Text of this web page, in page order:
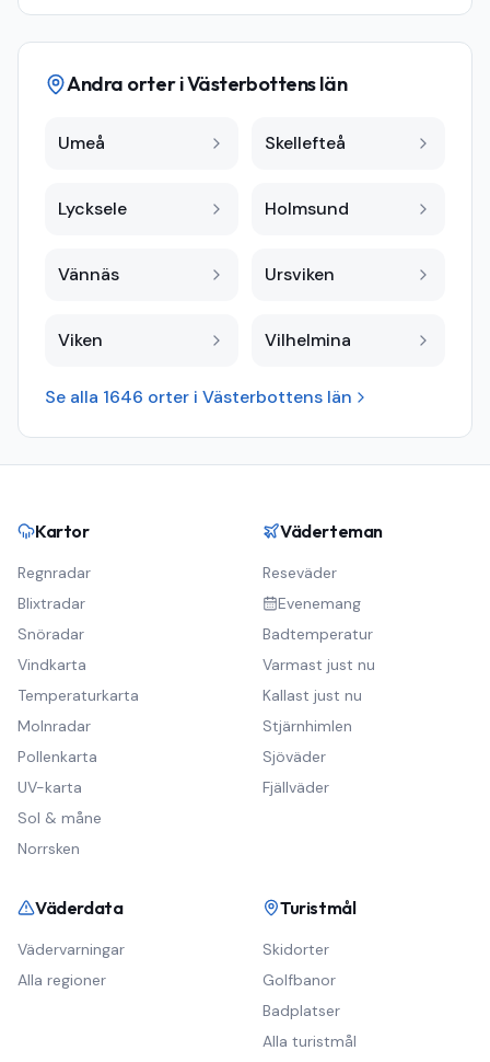
Andra orter iVästerbottens län
Umeå Skellefteå
Lycksele Holmsund
Vännäs Ursviken
Viken Vilhelmina
Se alla 1646 orter i Västerbottens län
Kartor
Regnradar
Blixtradar
Snöradar
Vindkarta
Temperaturkarta
Molnradar
Pollenkarta
UV-karta
Sol & måne
Norrsken
Väderteman
Reseväder
Evenemang
Badtemperatur
Varmast just nu
Kallast just nu
Stjärnhimlen
Sjöväder
Fjällväder
Väderdata
Vädervarningar
Alla regioner
Turistmål
Skidorter
Golfbanor
Badplatser
Alla turistmål